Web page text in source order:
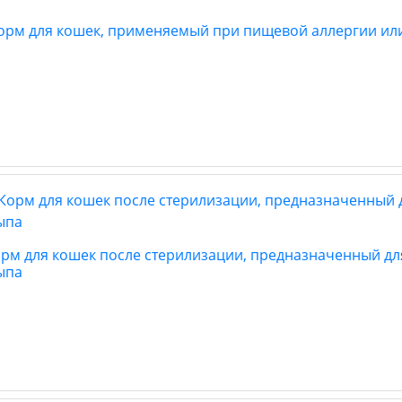
для кошек, применяемый при пищевой аллергии
для кошек после стерилизации, предназначенный